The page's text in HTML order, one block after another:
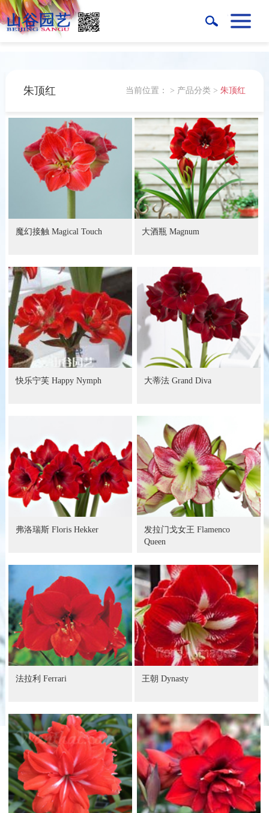
当前位置： > 产品分类 >朱顶红
朱顶红
魔幻接触 Magical Touch 大酒瓶 Magnum
快乐宁芙 Happy Nymph 大蒂法 Grand Diva
弗洛瑞斯 Floris Hekker
发拉门戈女王 Flamenco
Queen
法拉利 Ferrari 王朝 Dynasty